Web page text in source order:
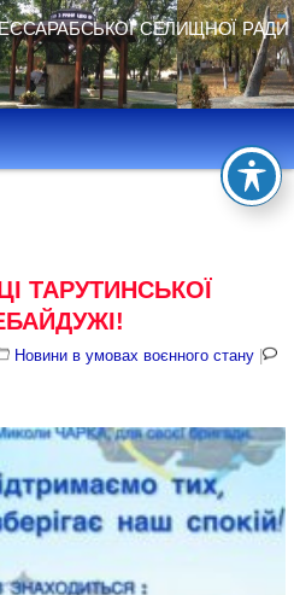
селищної ради
ТАРУТИНСЬКОЇ
Новини в умовах воєнного стану |